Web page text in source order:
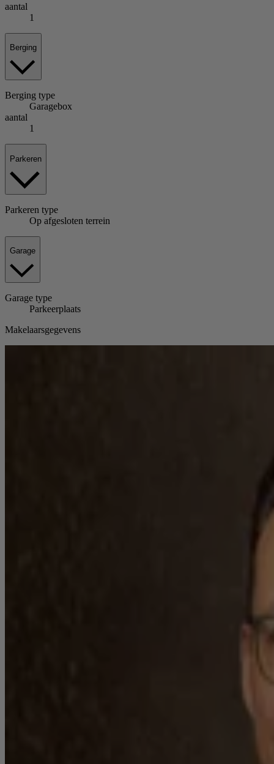
aantal
1
Berging
Berging type
Garagebox
aantal
1
Parkeren
Parkeren type
Op afgesloten terrein
Garage
Garage type
Parkeerplaats
Makelaarsgegevens